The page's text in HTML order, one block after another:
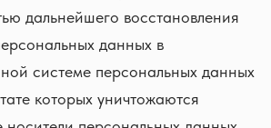
дальнейшего восстановления
данных в
системе персональных данных
которых уничтожаются